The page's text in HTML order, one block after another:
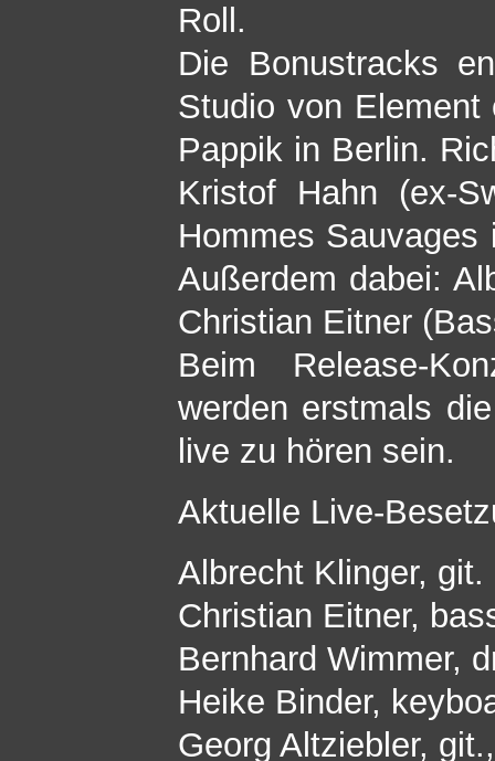
Roll.
Die Bonustracks
Studio von Element
Pappik in Berlin.
Kristof Hahn (ex-
Hommes
Außerdem dabei:
Christian Eitner
Beim Release-
werden erstmals
live zu hören sein.
Aktuelle Live-
Albrecht Klinger, git.
Christian Eitner,
Bernhard Wimmer,
Heike Binder,
Georg Altziebler,